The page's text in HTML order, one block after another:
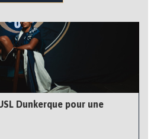
Dunkerque pour une